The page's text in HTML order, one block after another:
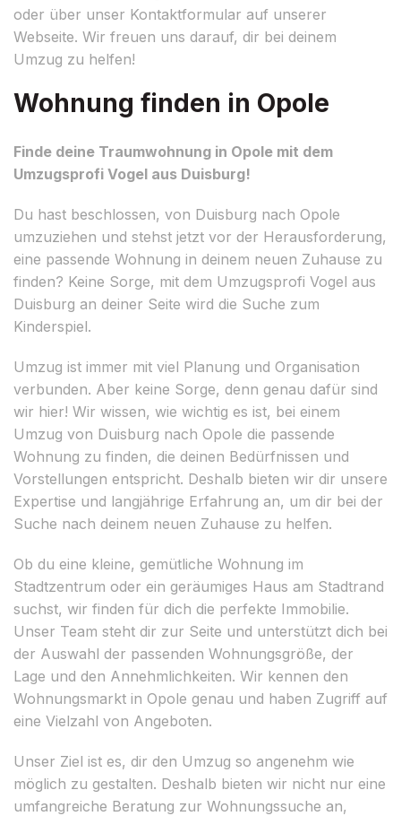
oder über unser Kontaktformular auf unserer
Webseite. Wir freuen uns darauf, dir bei deinem
Umzug zu helfen!
Wohnung finden in Opole
Finde deine Traumwohnung in Opole mit dem
Umzugsprofi Vogel aus Duisburg!
Du hast beschlossen, von Duisburg nach Opole
umzuziehen und stehst jetzt vor der Herausforderung,
eine passende Wohnung in deinem neuen Zuhause zu
finden? Keine Sorge, mit dem Umzugsprofi Vogel aus
Duisburg an deiner Seite wird die Suche zum
Kinderspiel.
Umzug ist immer mit viel Planung und Organisation
verbunden. Aber keine Sorge, denn genau dafür sind
wir hier! Wir wissen, wie wichtig es ist, bei einem
Umzug von Duisburg nach Opole die passende
Wohnung zu finden, die deinen Bedürfnissen und
Vorstellungen entspricht. Deshalb bieten wir dir unsere
Expertise und langjährige Erfahrung an, um dir bei der
Suche nach deinem neuen Zuhause zu helfen.
Ob du eine kleine, gemütliche Wohnung im
Stadtzentrum oder ein geräumiges Haus am Stadtrand
suchst, wir finden für dich die perfekte Immobilie.
Unser Team steht dir zur Seite und unterstützt dich bei
der Auswahl der passenden Wohnungsgröße, der
Lage und den Annehmlichkeiten. Wir kennen den
Wohnungsmarkt in Opole genau und haben Zugriff auf
eine Vielzahl von Angeboten.
Unser Ziel ist es, dir den Umzug so angenehm wie
möglich zu gestalten. Deshalb bieten wir nicht nur eine
umfangreiche Beratung zur Wohnungssuche an,